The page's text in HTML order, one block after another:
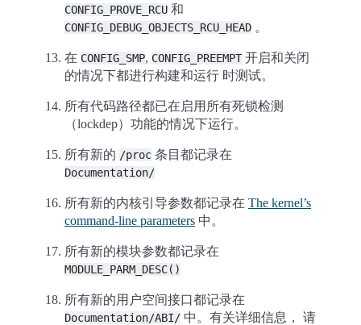
CONFIG_PROVE_RCU 和
CONFIG_DEBUG_OBJECTS_RCU_HEAD 。
在 CONFIG_SMP, CONFIG_PREEMPT开启和关闭
的情况下都进行构建和运行 时测试。
所有代码路径都已在启用所有死锁检测
（lockdep）功能的情况下运行。
所有新的 /proc 条目都记录在
Documentation/
所有新的内核引导参数都记录在 The kernel’s
command-line parameters 中。
所有新的模块参数都记录在
MODULE_PARM_DESC()
所有新的用户空间接口都记录在
Documentation/ABI/ 中。有关详细信息， 请